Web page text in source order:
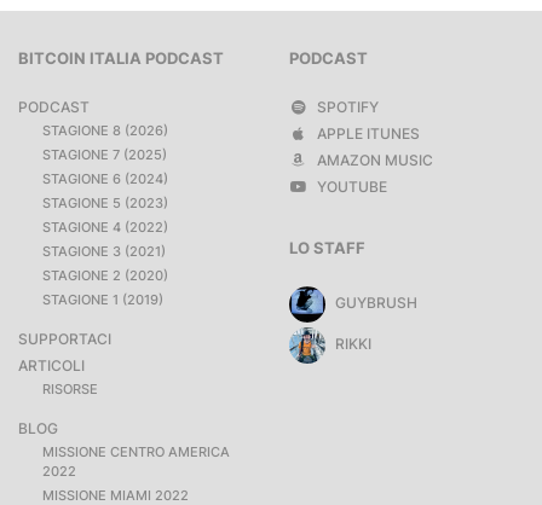
BITCOIN ITALIA PODCAST
PODCAST
STAGIONE 8 (2026)
STAGIONE 7 (2025)
STAGIONE 6 (2024)
STAGIONE 5 (2023)
STAGIONE 4 (2022)
STAGIONE 3 (2021)
STAGIONE 2 (2020)
STAGIONE 1 (2019)
SUPPORTACI
ARTICOLI
RISORSE
BLOG
MISSIONE CENTRO AMERICA
2022
MISSIONE MIAMI 2022
PODCAST
SPOTIFY
APPLE ITUNES
AMAZON MUSIC
YOUTUBE
LO STAFF
GUYBRUSH
RIKKI